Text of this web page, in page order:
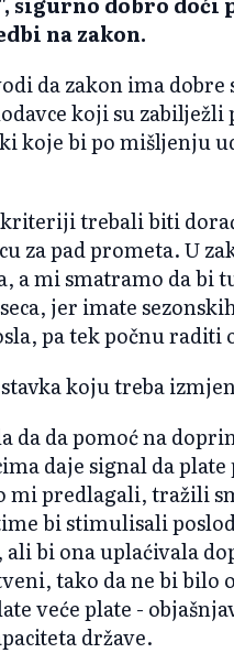
na zakon.
da zakon ima
koji su
koje bi po mišljenju
trebali biti
za pad prometa. U
a mi smatramo da bi
jer imate
pa tek počnu raditi
koju treba
da da pomoć na
daje signal da
predlagali, tražili
bi stimulisali
bi ona uplaćivala
tako da ne bi bilo
veće plate -
države.